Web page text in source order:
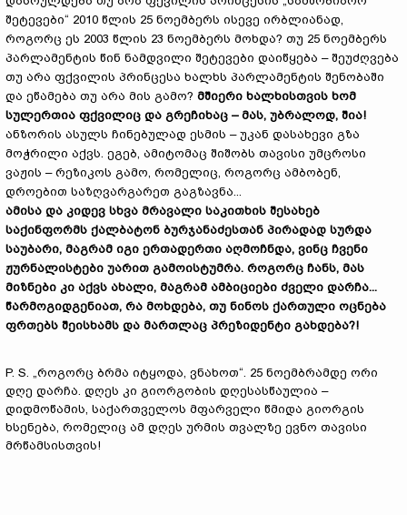
შეტევები“ 2010 წლის 25 ნოემბერს ისევე ირბლიანად,
როგორც ეს 2003 წლის 23 ნოემბერს მოხდა? თუ 25 ნოემბერს
პარლამენტის წინ ნამდვილი შეტევები დაიწყება – შეუძღვება
თუ არა ფქვილის პრინცესა ხალხს პარლამენტის შენობაში
და ეწამება თუ არა მის გამო? მშიერი ხალხისთვის ხომ
სულერთია ფქვილიც და გრეჩიხაც – მას, უბრალოდ, შია!
ანზორის ასულს ჩინებულად ესმის – უკან დასახევი გზა
მოჭრილი აქვს. ეგებ, ამიტომაც შიშობს თავისი უმცროსი
ვაჟის – რეზიკოს გამო, რომელიც, როგორც ამბობენ,
დროებით საზღვარგარეთ გაგზავნა...
ამისა და კიდევ სხვა მრავალი საკითხის შესახებ
საქინფორმს ქალბატონ ბურჯანაძესთან პირადად სურდა
საუბარი, მაგრამ იგი ერთადერთი აღმოჩნდა, ვინც ჩვენი
ჟურნალისტები უარით გამოისტუმრა. როგორც ჩანს, მას
მიზნები კი აქვს ახალი, მაგრამ ამბიციები ძველი დარჩა...
წარმოგიდგენიათ, რა მოხდება, თუ ნინოს ქართული ოცნება
ფრთებს შეისხამს და მართლაც პრეზიდენტი გახდება?!
P. S. „როგორც ბრმა იტყოდა, ვნახოთ“. 25 ნოემბრამდე ორი
დღე დარჩა. დღეს კი გიორგობის დღესასწაულია –
დიდმოწამის, საქართველოს მფარველი წმიდა გიორგის
ხსენება, რომელიც ამ დღეს ურმის თვალზე ევნო თავისი
მრწამსისთვის!